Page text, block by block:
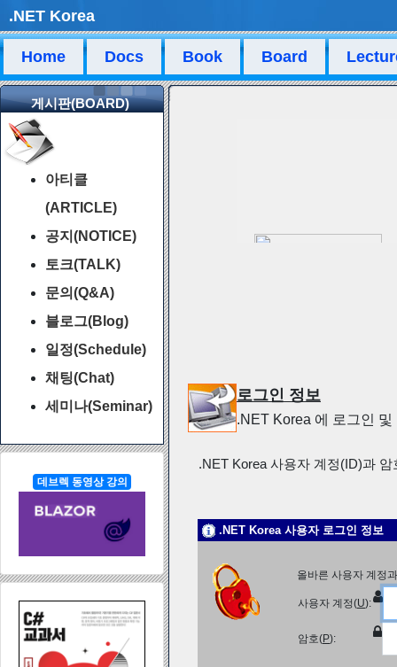
.NET Korea
Home Docs Book Board
게시판(BOARD)
아티클
(ARTICLE)
공지(NOTICE)
토크(TALK)
문의(Q&A)
블로그(Blog)
일정(Schedule)
채팅(Chat)
세미나(Seminar)
데브렉 동영상 강의
로그인 정보
.NET Korea 에 로그인
.NET Korea 사용자 계정(ID)과
.NET Korea 사용자 로그인 정보
올바른 사용자 계정
사용자 계정(U):
암호(P):